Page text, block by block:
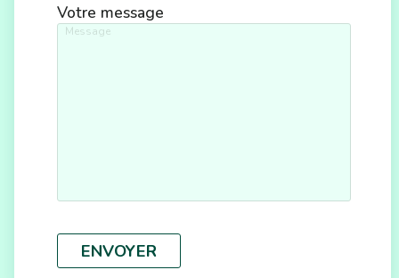
Votre message
ENVOYER